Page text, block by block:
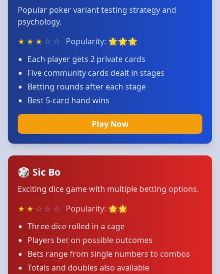
Popular poker variant testing strategy and
psychology.
★ ★ ★ ☆ ☆
Popularity: 🌟🌟🌟
Each player gets 2 private cards
Five community cards dealt in stages
Betting rounds after each stage
Best 5-card hand wins
Play Now
🎲 Sic Bo
Exciting dice game with multiple betting options.
★ ★ ☆ ☆ ☆
Popularity: 🌟🌟
Three dice rolled in a cage
Players bet on possible outcomes
Bets range from single numbers to combos
Totals and doubles also available